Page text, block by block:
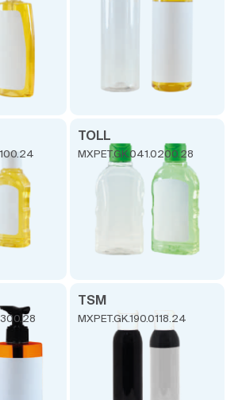
TOLL
MXPET.GK.041.0200.28
TSM
MXPET.GK.190.0118.24